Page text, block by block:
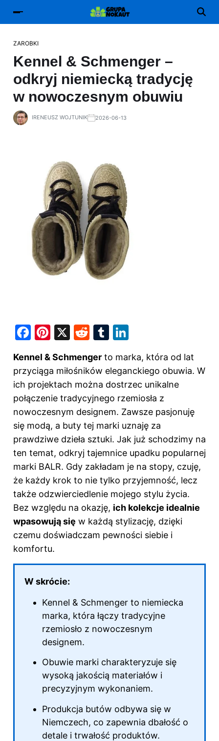
ZAROBKI
Kennel & Schmenger –
odkryj niemiecką tradycję
w nowoczesnym obuwiu
IRENEUSZ WOJTUNIK 2026-06-13
F
c
e
b
o
o
k
Pi
er
e
st
X
R
d
di
t
T
m
bl
r
k
e
dI
n
Kennel & Schmenger to marka, która od lat
przyciąga miłośników eleganckiego obuwia. W
ich projektach można dostrzec unikalne
połączenie tradycyjnego rzemiosła z
nowoczesnym designem. Zawsze pasjonuję
się modą, a buty tej marki uznaję za
prawdziwe dzieła sztuki. Jak już schodzimy na
ten temat, odkryj tajemnice upadku popularnej
marki BALR. Gdy zakładam je na stopy, czuję,
że każdy krok to nie tylko przyjemność, lecz
także odzwierciedlenie mojego stylu życia.
Bez względu na okazję, ich kolekcje idealnie
wpasowują się w każdą stylizację, dzięki
czemu doświadczam pewności siebie i
komfortu.
W skrócie:
Kennel & Schmenger to niemiecka
marka, która łączy tradycyjne
rzemiosło z nowoczesnym
designem.
Obuwie marki charakteryzuje się
wysoką jakością materiałów i
precyzyjnym wykonaniem.
Produkcja butów odbywa się w
Niemczech, co zapewnia dbałość o
detale i trwałość produktów.